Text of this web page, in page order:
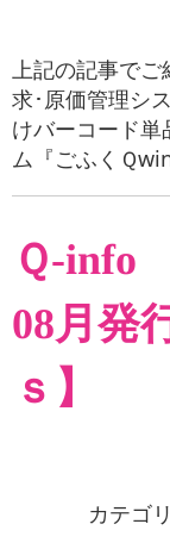
上記の記事で
求･原価管理シ
けバーコード単
ム『ごふくＱ
Ｑ-info
08月発
ｓ】
カテゴ